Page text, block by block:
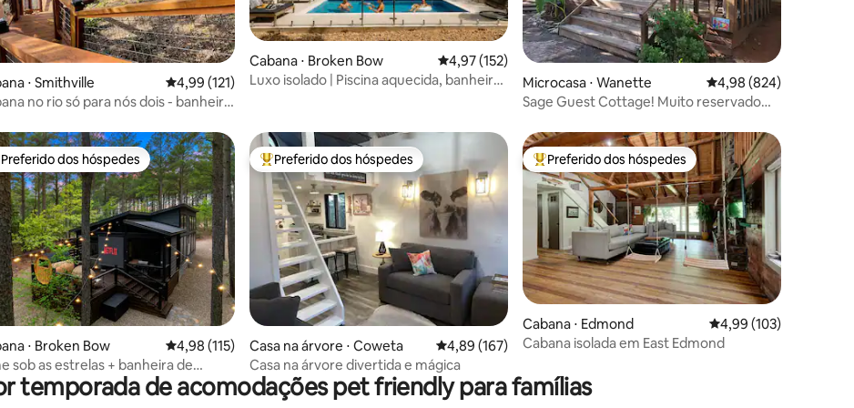
média de 5, 133 avaliações
⋅ Smithville 4,99 de uma avaliação média de 5, 121 avaliações
4,99 (121)
no rio só para nós dois - banheira
Cabana ⋅ Broken Bow 4,97 de uma avaliação média de 5, 152 avaliações
4,97 (152)
Luxo isolado | Piscina aquecida, banheira
Microcasa ⋅ Wanette 4,98 de uma avaliação
4,98 (824)
Sage Guest Cottage! Muito reservado
média de 5, 132 avaliações
os melhores preferidos dos hóspedes
Preferido dos hóspedes
⋅ Broken Bow 4,98 de uma avaliação média de 5, 115 avaliações
4,98 (115)
sob as estrelas + banheira de
sauna/banho frio
Entre os melhores preferidos dos hóspedes
Preferido dos hóspedes
Casa na árvore ⋅ Coweta 4,89 de uma avaliação média de 5, 167 avaliações
4,89 (167)
Casa na árvore divertida e mágica
Entre os melhores preferidos dos hóspedes
Preferido dos hóspedes
Cabana ⋅ Edmond 4,99 de uma avaliação
4,99 (103)
Cabana isolada em East Edmond
temporada de acomodações pet friendly para famílias